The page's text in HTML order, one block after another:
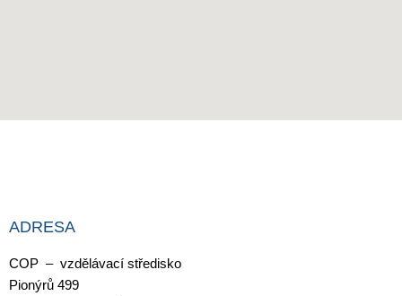
ADRESA
COP – vzdělávací středisko
Pionýrů 499